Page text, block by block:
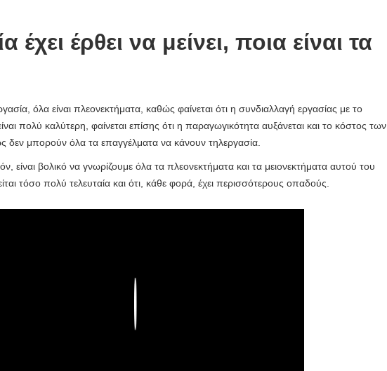
έχει έρθει να μείνει, ποια είναι τα
όλα είναι πλεονεκτήματα, καθώς φαίνεται ότι η συνδιαλλαγή εργασίας με το
πολύ καλύτερη, φαίνεται επίσης ότι η παραγωγικότητα αυξάνεται και το κόστος των
δεν μπορούν όλα τα επαγγέλματα να κάνουν τηλεργασία.
είναι βολικό να γνωρίζουμε όλα τα πλεονεκτήματα και τα μειονεκτήματα αυτού του
τόσο πολύ τελευταία και ότι, κάθε φορά, έχει περισσότερους οπαδούς.